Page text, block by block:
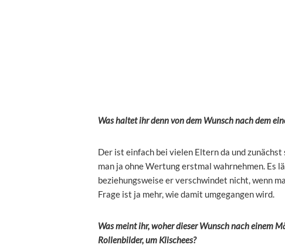
Was haltet ihr denn von dem Wunsch nach dem
Der ist einfach bei vielen Eltern da und
man ja ohne Wertung erstmal wahrnehmen. Es
beziehungsweise er verschwindet nicht, wenn
Frage ist ja mehr, wie damit umgegangen wird.
Was meint ihr, woher dieser Wunsch nach einem
Rollenbilder, um Klischees?